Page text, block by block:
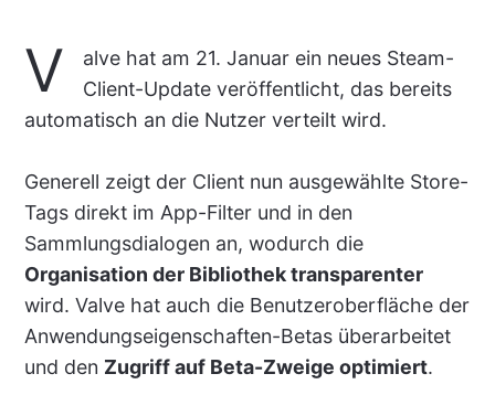
V
alve hat am 21. Januar ein neues Steam-
Client-Update veröffentlicht, das bereits
automatisch an die Nutzer verteilt wird.
Generell zeigt der Client nun ausgewählte Store-
Tags direkt im App-Filter und in den
Sammlungsdialogen an, wodurch die
Organisation der Bibliothek transparenter
wird. Valve hat auch die Benutzeroberfläche der
Anwendungseigenschaften-Betas überarbeitet
und den Zugriff auf Beta-Zweige optimiert.